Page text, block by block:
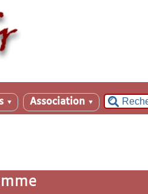
▼ Association ▼